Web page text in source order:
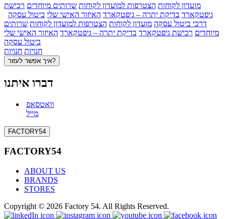
מועדון לקוחות הצטרפות למועדון לקוחות שרותים מיוחדים רכישת
גיפטקארד בדיקת יתרה – גיפטקארד האיזור האישי שלי ביטול עסקה
דרכי ביטול עסקה מועדון לקוחות הצטרפות למועדון לקוחות שרותים
מיוחדים רכישת גיפטקארד בדיקת יתרה – גיפטקארד האיזור האישי שלי
ביטול עסקה
חנויות חנויות
איך אפשר לעזור?
דברו איתנו
וואטסאפ
מייל
FACTORY54
FACTORY54
ABOUT US
BRANDS
STORES
Copyright © 2026 Factory 54. All Rights Reserved.